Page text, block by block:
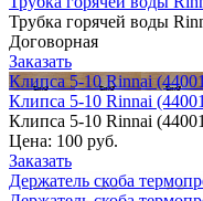
Трубка горячей воды
Договорная
Заказать
Клипса 5-10 Rinnai
Клипса 5-10 Rinnai
Клипса 5-10 Rinnai
Цена: 100 руб.
Заказать
Держатель скоба